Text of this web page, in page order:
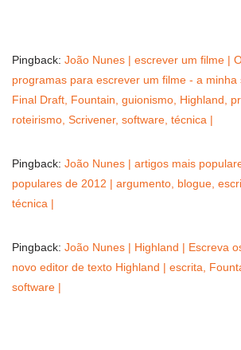
Pingback: João Nunes | escrever um filme |
programas para escrever um filme - a minha
Final Draft, Fountain, guionismo, Highland,
roteirismo, Scrivener, software, técnica |
Pingback: João Nunes | artigos mais
populares de 2012 | argumento, blogue,
técnica |
Pingback: João Nunes | Highland | Escreva
novo editor de texto Highland | escrita,
software |